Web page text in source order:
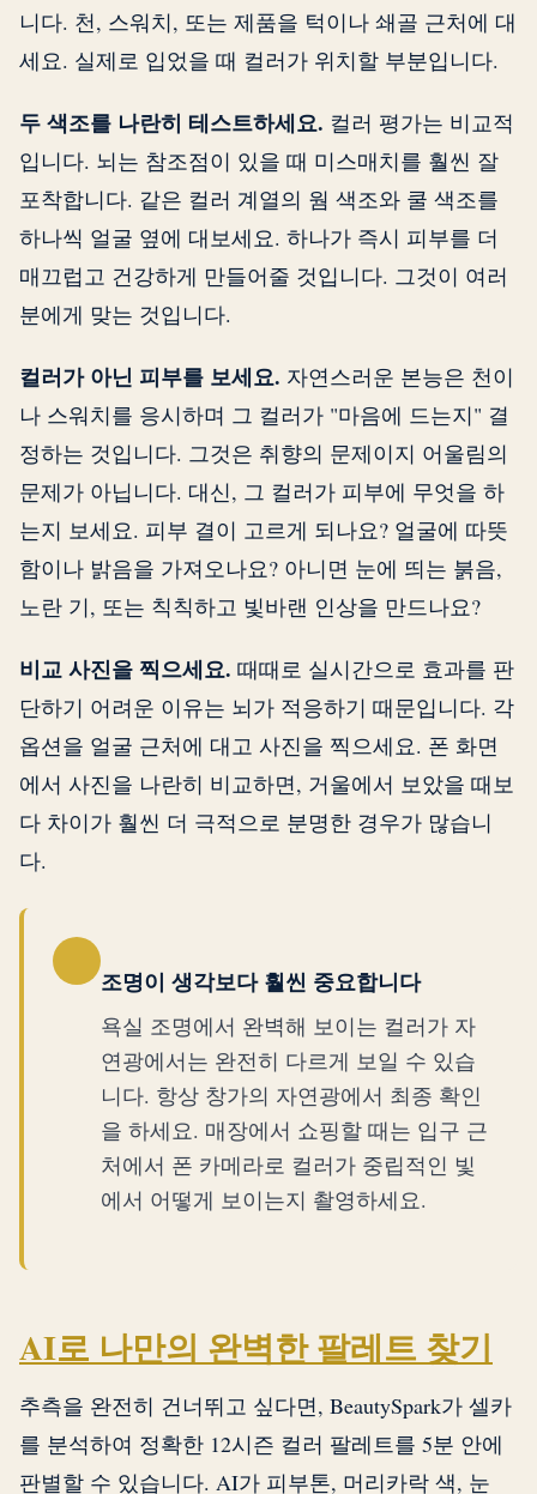
니다. 천, 스워치, 또는 제품을 턱이나 쇄골 근처에 대
세요. 실제로 입었을 때 컬러가 위치할 부분입니다.
두 색조를 나란히 테스트하세요. 컬러 평가는 비교적
입니다. 뇌는 참조점이 있을 때 미스매치를 훨씬 잘
포착합니다. 같은 컬러 계열의 웜 색조와 쿨 색조를
하나씩 얼굴 옆에 대보세요. 하나가 즉시 피부를 더
매끄럽고 건강하게 만들어줄 것입니다. 그것이 여러
분에게 맞는 것입니다.
컬러가 아닌 피부를 보세요. 자연스러운 본능은 천이
나 스워치를 응시하며 그 컬러가 "마음에 드는지" 결
정하는 것입니다. 그것은 취향의 문제이지 어울림의
문제가 아닙니다. 대신, 그 컬러가 피부에 무엇을 하
는지 보세요. 피부 결이 고르게 되나요? 얼굴에 따뜻
함이나 밝음을 가져오나요? 아니면 눈에 띄는 붉음,
노란 기, 또는 칙칙하고 빛바랜 인상을 만드나요?
비교 사진을 찍으세요. 때때로 실시간으로 효과를 판
단하기 어려운 이유는 뇌가 적응하기 때문입니다. 각
옵션을 얼굴 근처에 대고 사진을 찍으세요. 폰 화면
에서 사진을 나란히 비교하면, 거울에서 보았을 때보
다 차이가 훨씬 더 극적으로 분명한 경우가 많습니
다.
조명이 생각보다 훨씬 중요합니다
욕실 조명에서 완벽해 보이는 컬러가 자
연광에서는 완전히 다르게 보일 수 있습
니다. 항상 창가의 자연광에서 최종 확인
을 하세요. 매장에서 쇼핑할 때는 입구 근
처에서 폰 카메라로 컬러가 중립적인 빛
에서 어떻게 보이는지 촬영하세요.
AI로 나만의 완벽한 팔레트 찾기
추측을 완전히 건너뛰고 싶다면, BeautySpark가 셀카
를 분석하여 정확한 12시즌 컬러 팔레트를 5분 안에
판별할 수 있습니다. AI가 피부톤, 머리카락 색, 눈